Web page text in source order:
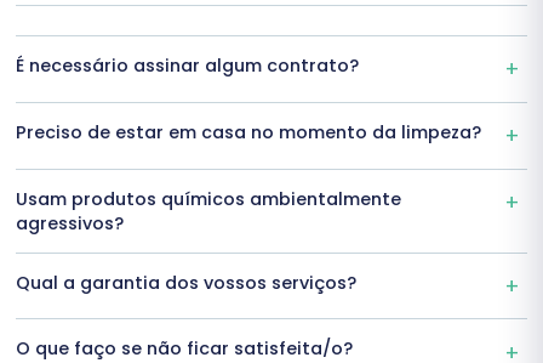
É necessário assinar algum contrato?
Preciso de estar em casa no momento da limpeza?
Usam produtos químicos ambientalmente
agressivos?
Qual a garantia dos vossos serviços?
O que faço se não ficar satisfeita/o?